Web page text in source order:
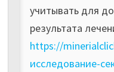
учитывать для
результата
https://
исследование-